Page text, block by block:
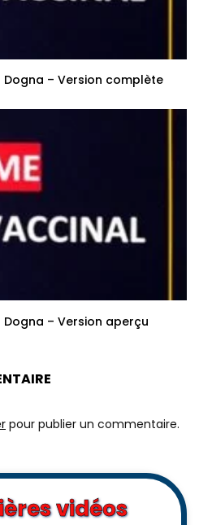
Dogna – Version complète
Dogna – Version aperçu
pour publier un commentaire.
vidéos